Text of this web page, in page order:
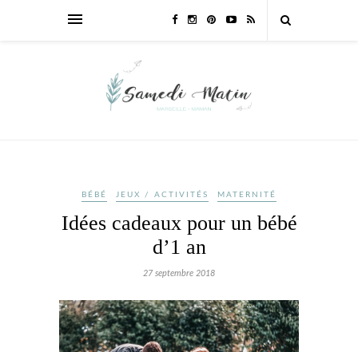
BÉBÉ JEUX / ACTIVITÉS MATERNITÉ
Idées cadeaux pour un bébé
d’1 an
27 septembre 2018